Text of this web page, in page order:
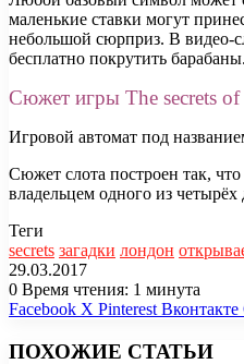
маленькие ставки могут
небольшой сюрприз. В видео-
бесплатно покрутить барабаны.
Сюжет игры The secrets
Игровой автомат под
Сюжет слота построен так,
владельцем одного из
Теги
secrets загадки лондон
29.03.2017
0 Время чтения: 1 минута
Facebook X Pinterest Вконтакте
ПОХОЖИЕ СТАТЬИ